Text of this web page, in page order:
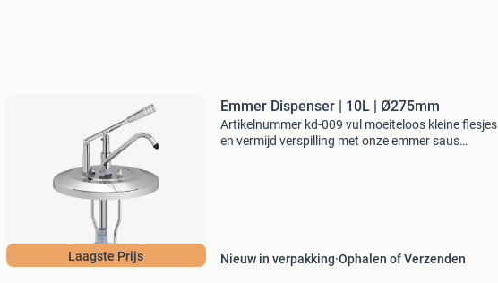
Laagste Prijs
Emmer Dispenser | 10L | Ø275mm
Artikelnummer kd-009 vul moeiteloos kleine flesjes
en vermijd verspilling met onze emmer saus
Nieuw in verpakking Ophalen of Verzenden